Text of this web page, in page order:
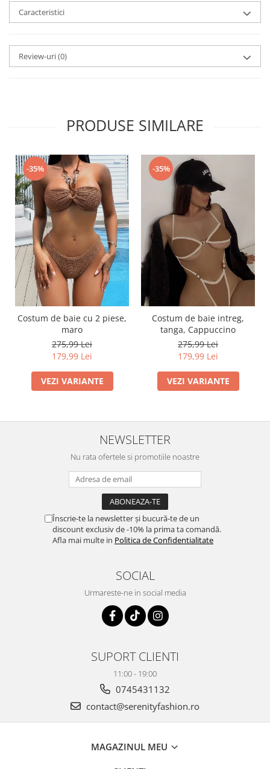
Caracteristici
Review-uri(0)
PRODUSE SIMILARE
-35%
Costum de baie cu 2 piese,
maro
275,99 Lei
179,99 Lei
VEZI VARIANTE
-35%
Costum de baie intreg,
tanga, Cappuccino
275,99 Lei
179,99 Lei
VEZI VARIANTE
NEWSLETTER
Nu rata ofertele si promotiile noastre
Înscrie-te la newsletter și bucură-te de un
discount exclusiv de -10% la prima ta comandă.
Afla mai multe in Politica de Confidentialitate
SOCIAL
Urmareste-ne in social media
SUPORT CLIENTI
11:00 - 19:00
0745431132
contact@serenityfashion.ro
MAGAZINUL MEU